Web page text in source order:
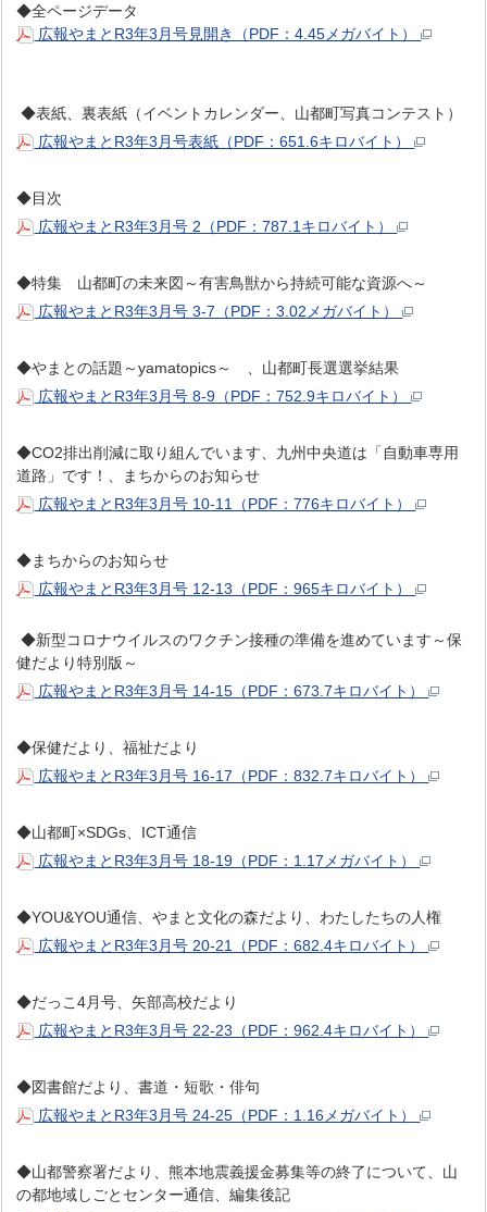
◆全ページデータ
広報やまとR3年3月号見開き（PDF：4.45メガバイト）
◆表紙、裏表紙（イベントカレンダー、山都町写真コンテスト）
広報やまとR3年3月号表紙（PDF：651.6キロバイト）
◆目次
広報やまとR3年3月号 2（PDF：787.1キロバイト）
◆特集 山都町の未来図～有害鳥獣から持続可能な資源へ～
広報やまとR3年3月号 3-7（PDF：3.02メガバイト）
◆やまとの話題～yamatopics～ 、山都町長選選挙結果
広報やまとR3年3月号 8-9（PDF：752.9キロバイト）
◆CO2排出削減に取り組んでいます、九州中央道は「自動車専用
道路」です！、まちからのお知らせ
広報やまとR3年3月号 10-11（PDF：776キロバイト）
◆まちからのお知らせ
広報やまとR3年3月号 12-13（PDF：965キロバイト）
◆新型コロナウイルスのワクチン接種の準備を進めています～保
健だより特別版～
広報やまとR3年3月号 14-15（PDF：673.7キロバイト）
◆保健だより、福祉だより
広報やまとR3年3月号 16-17（PDF：832.7キロバイト）
◆山都町×SDGs、ICT通信
広報やまとR3年3月号 18-19（PDF：1.17メガバイト）
◆YOU&YOU通信、やまと文化の森だより、わたしたちの人権
広報やまとR3年3月号 20-21（PDF：682.4キロバイト）
◆だっこ4月号、矢部高校だより
広報やまとR3年3月号 22-23（PDF：962.4キロバイト）
◆図書館だより、書道・短歌・俳句
広報やまとR3年3月号 24-25（PDF：1.16メガバイト）
◆山都警察署だより、熊本地震義援金募集等の終了について、山
の都地域しごとセンター通信、編集後記